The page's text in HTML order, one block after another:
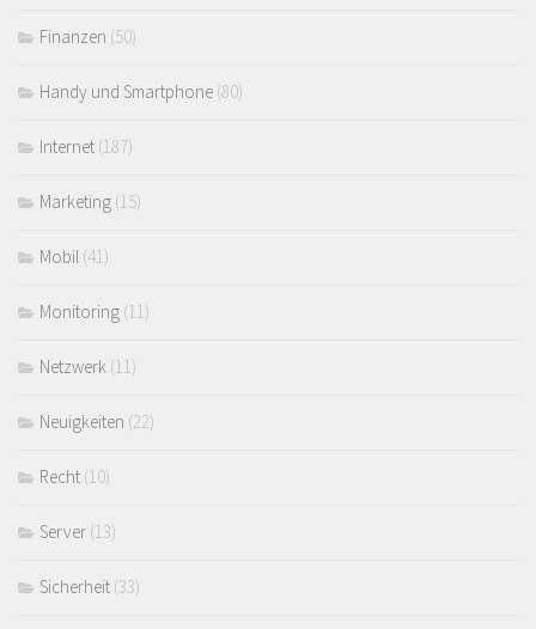
Finanzen (50)
Handy und Smartphone (80)
Internet (187)
Marketing (15)
Mobil (41)
Monitoring (11)
Netzwerk (11)
Neuigkeiten (22)
Recht (10)
Server (13)
Sicherheit (33)